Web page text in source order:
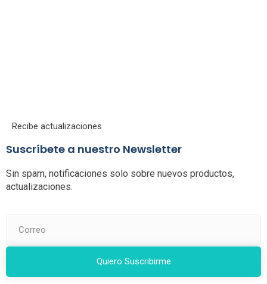
Recibe actualizaciones
Suscríbete a nuestro Newsletter
Sin spam, notificaciones solo sobre nuevos productos,
actualizaciones.
Quiero Suscribirme